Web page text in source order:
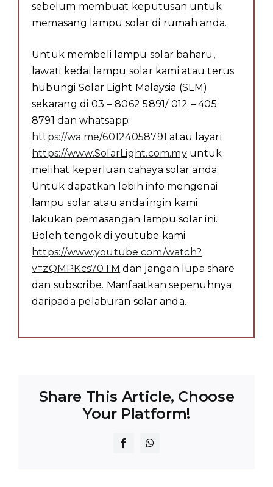
sebelum membuat keputusan untuk
memasang lampu solar di rumah anda.
Untuk membeli lampu solar baharu,
lawati kedai lampu solar kami atau terus
hubungi Solar Light Malaysia (SLM)
sekarang di 03 – 8062 5891/ 012 – 405
8791 dan whatsapp
https://wa.me/60124058791 atau layari
https://www.SolarLight.com.myuntuk
melihat keperluan cahaya solar anda.
Untuk dapatkan lebih info mengenai
lampu solar atau anda ingin kami
lakukan pemasangan lampu solar ini.
Boleh tengok di youtube kami
https://www.youtube.com/watch?
v=zQMPKcs70TM dan jangan lupa share
dan subscribe. Manfaatkan sepenuhnya
daripada pelaburan solar anda.
Share This Article, Choose
Your Platform!
FacebookWhatsApp